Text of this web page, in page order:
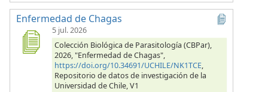
Enfermedad de Chagas
5 jul. 2026
Colección Biológica de Parasitología (CBPar),
2026, "Enfermedad de Chagas",
https://doi.org/10.34691/UCHILE/NK1TCE,
Repositorio de datos de investigación de la
Universidad de Chile, V1